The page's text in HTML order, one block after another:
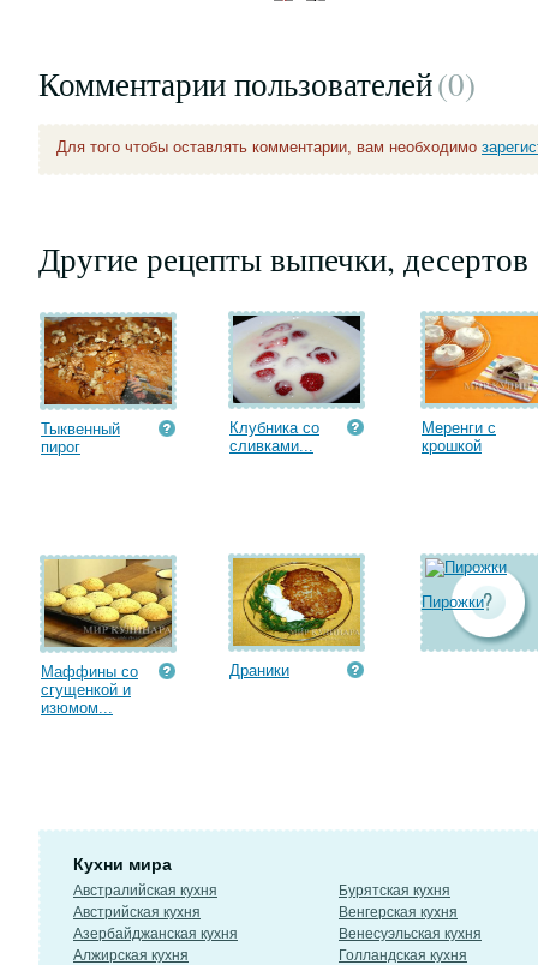
Комментарии пользователей(0)
Для того чтобы оставлять комментарии, вам необходимо
Другие рецепты выпечки, десертов
Тыквенный
пирог
Клубника со
сливками...
Меренги с
крошкой
Маффины со
сгущенкой и
изюмом...
Драники
Пирожки
Кухни мира
Австралийская кухня
Австрийская кухня
Азербайджанская кухня
Алжирская кухня
Бурятская кухня
Венгерская кухня
Венесуэльская кухня
Голландская кухня